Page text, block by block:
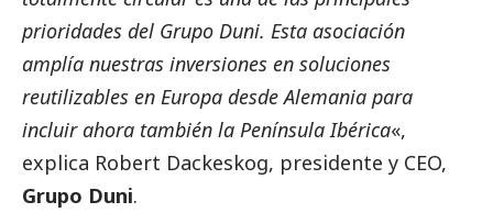
prioridades del Grupo Duni. Esta asociación
amplía nuestras inversiones en soluciones
reutilizables en Europa desde Alemania para
incluir ahora también la Península Ibérica«,
explica Robert Dackeskog, presidente y CEO,
Grupo Duni.